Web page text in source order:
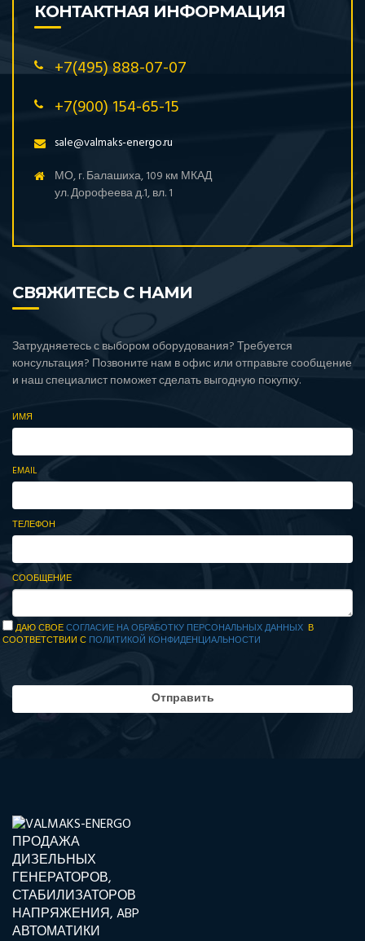
КОНТАКТНАЯ ИНФОРМАЦИЯ
+7(495) 888-07-07
+7(900) 154-65-15
sale@valmaks-energo.ru
МО, г. Балашиха, 109 км МКАД
ул. Дорофеева д.1, вл. 1
СВЯЖИТЕСЬ С НАМИ
Затрудняетесь с выбором оборудования? Требуется
консультация? Позвоните нам в офис или отправьте сообщение
и наш специалист поможет сделать выгодную покупку.
ИМЯ
EMAIL
ТЕЛЕФОН
СООБЩЕНИЕ
ДАЮ СВОЕСОГЛАСИЕ НА ОБРАБОТКУ ПЕРСОНАЛЬНЫХ ДАННЫХ В
СООТВЕТСТВИИ С ПОЛИТИКОЙ КОНФИДЕНЦИАЛЬНОСТИ